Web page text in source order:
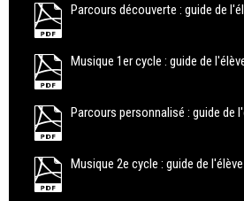
Parcours découverte : guide de
Musique 1er cycle : guide de
Parcours personnalisé : guide de
Musique 2e cycle : guide de l'élève